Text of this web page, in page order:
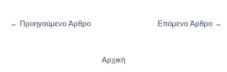
← Προηγούμενο Άρθρο Επόμενο Άρθρο →
Αρχική